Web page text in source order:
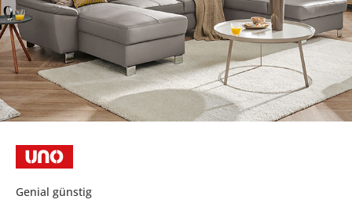
Genial günstig